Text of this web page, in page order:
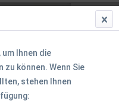
Ihnen die
können. Wenn Sie
stehen Ihnen